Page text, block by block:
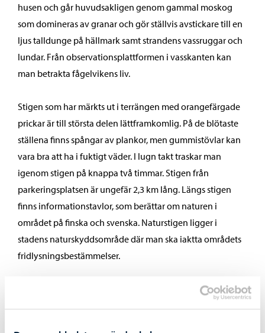
husen och går huvudsakligen genom gammal moskog
som domineras av granar och gör ställvis avstickare till en
ljus talldunge på hällmark samt strandens vassruggar och
lundar. Från observationsplattformen i vasskanten kan
man betrakta fågelvikens liv.
Stigen som har märkts ut i terrängen med orangefärgade
prickar är till största delen lättframkomlig. På de blötaste
ställena finns spångar av plankor, men gummistövlar kan
vara bra att ha i fuktigt väder. I lugn takt traskar man
igenom stigen på knappa två timmar. Stigen från
parkeringsplatsen är ungefär 2,3 km lång. Längs stigen
finns informationstavlor, som berättar om naturen i
området på finska och svenska. Naturstigen ligger i
stadens naturskyddsområde där man ska iaktta områdets
fridlysningsbestämmelser.
Naturstigen ligger på 2,5 kilometers avstånd från Borgå